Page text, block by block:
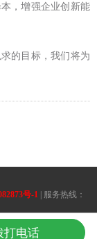
，增强企业创新能
的目标，我们将为
号-1 | 服务热线：
内训请联系我们.
打电话